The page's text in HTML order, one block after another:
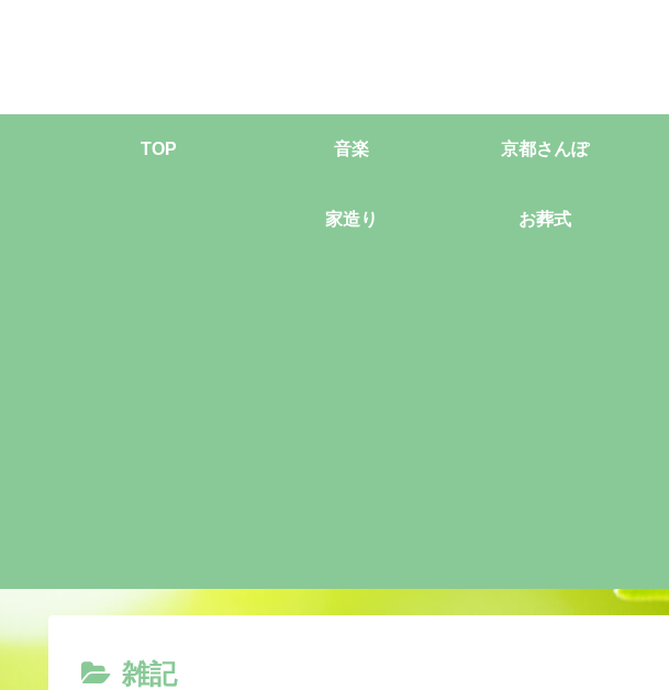
TOP 音楽 京都さんぽ
家造り お葬式
雑記